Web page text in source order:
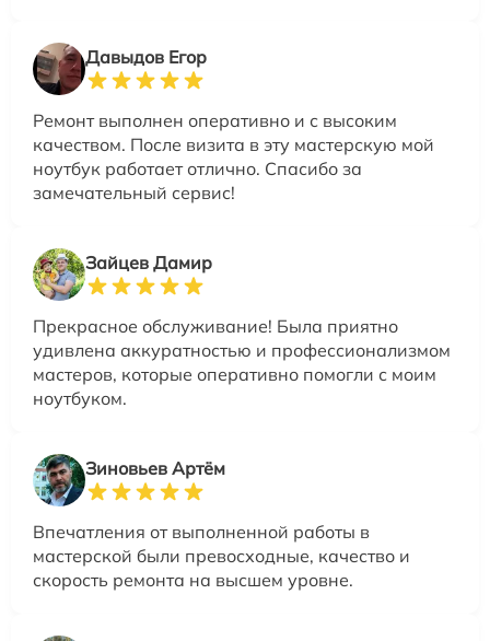
Давыдов Егор
Ремонт выполнен оперативно и с высоким
качеством. После визита в эту мастерскую мой
ноутбук работает отлично. Спасибо за
замечательный сервис!
Зайцев Дамир
Прекрасное обслуживание! Была приятно
удивлена аккуратностью и профессионализмом
мастеров, которые оперативно помогли с моим
ноутбуком.
Зиновьев Артём
Впечатления от выполненной работы в
мастерской были превосходные, качество и
скорость ремонта на высшем уровне.